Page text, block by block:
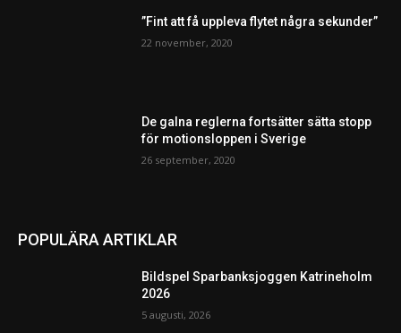
”Fint att få uppleva flytet några sekunder”
22 november, 2020
De galna reglerna fortsätter sätta stopp
för motionsloppen i Sverige
26 september, 2020
POPULÄRA ARTIKLAR
Bildspel Sparbanksjoggen Katrineholm
2026
5 augusti, 2026